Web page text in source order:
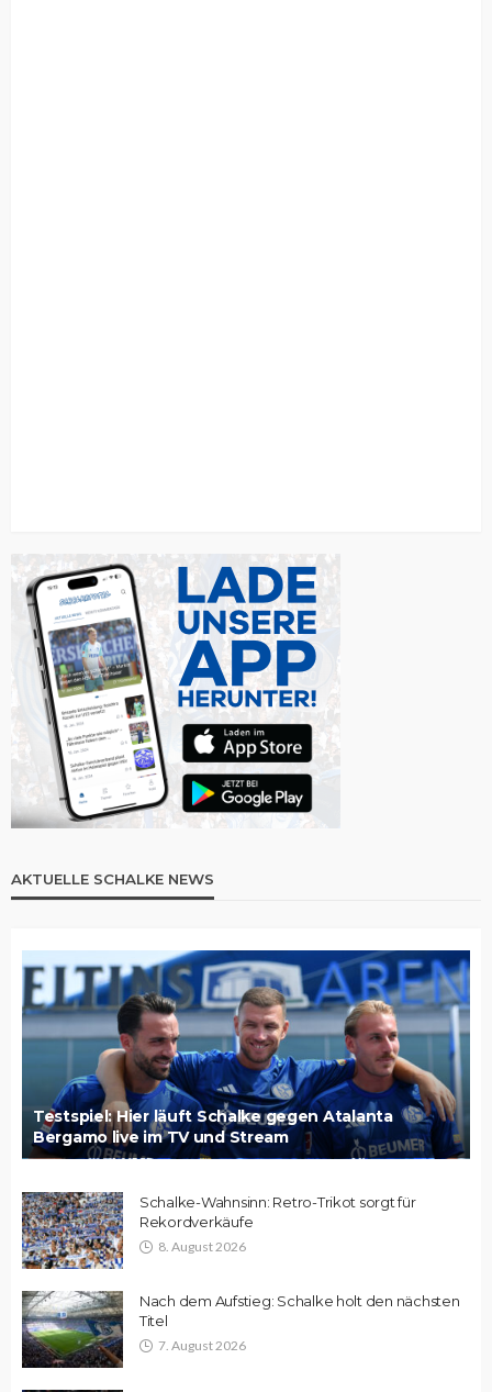
AKTUELLE SCHALKE NEWS
Testspiel: Hier läuft Schalke gegen Atalanta
Bergamo live im TV und Stream
Schalke-Wahnsinn: Retro-Trikot sorgt für
Rekordverkäufe
8. August 2026
Nach dem Aufstieg: Schalke holt den nächsten
Titel
7. August 2026